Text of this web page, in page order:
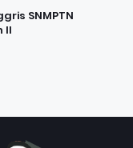
SNMPTN
II